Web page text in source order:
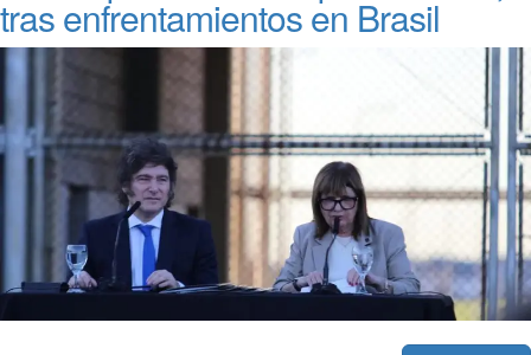
tras enfrentamientos en Brasil